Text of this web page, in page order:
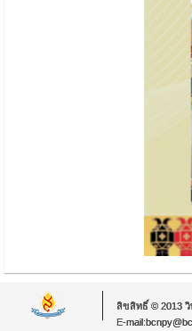
ลิขสิทธิ์ © 2013 วิ
E-